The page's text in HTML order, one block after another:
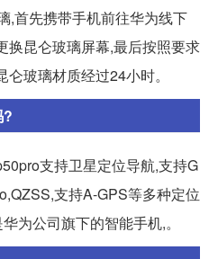
,首先携带手机前往华为线下
换昆仑玻璃屏幕,最后按照要求
玻璃材质经过24小时。
?
支持卫星定位导航,支持G
支持A-GPS等多种定位
为公司旗下的智能手机,。